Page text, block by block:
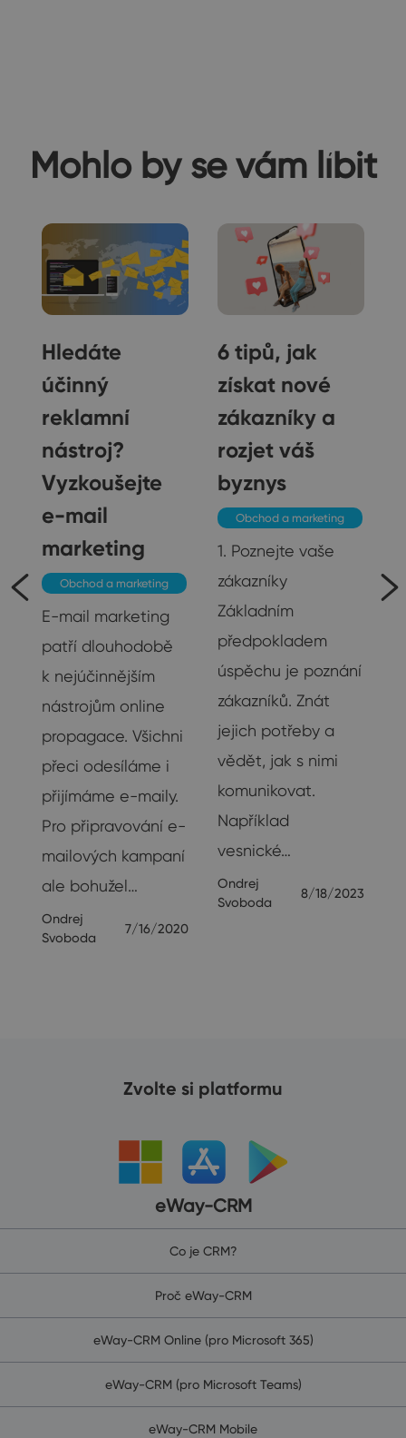
Mohlo by se vám líbit
Hledáte
účinný
reklamní
nástroj?
Vyzkoušejte
e-mail
marketing
Obchod a marketing
E-mail marketing
patří dlouhodobě
k nejúčinnějším
nástrojům online
propagace. Všichni
přeci odesíláme i
přijímáme e-maily.
Pro připravování e-
mailových kampaní
ale bohužel…
Ondrej
Svoboda
7/16/2020
6 tipů, jak
získat nové
zákazníky a
rozjet váš
byznys
Obchod a marketing
1. Poznejte vaše
zákazníky
Základním
předpokladem
úspěchu je poznání
zákazníků. Znát
jejich potřeby a
vědět, jak s nimi
komunikovat.
Například
vesnické…
Ondrej
Svoboda
8/18/2023
Zvolte si platformu
eWay-CRM
Co je CRM?
Proč eWay-CRM
eWay-CRM Online (pro Microsoft 365)
eWay-CRM (pro Microsoft Teams)
eWay-CRM Mobile